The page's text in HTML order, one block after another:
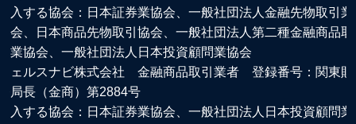
入する協会：日本証券業協会、一般社団法人金融先物取引業
会、日本商品先物取引協会、一般社団法人第二種金融商品取
業協会、一般社団法人日本投資顧問業協会
ェルスナビ株式会社 金融商品取引業者 登録番号：関東財
局長（金商）第2884号
入する協会：日本証券業協会、一般社団法人日本投資顧問業